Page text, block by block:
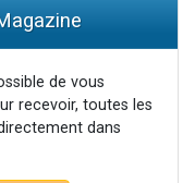
de vous
recevoir, toutes les
dans